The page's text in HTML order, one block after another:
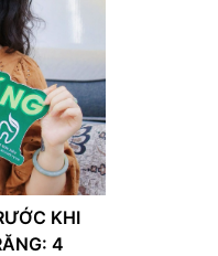
KHI
4